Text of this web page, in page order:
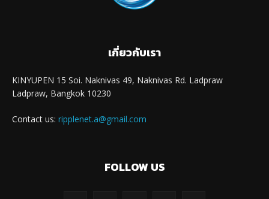
เกี่ยวกับเรา
KINYUPEN 15 Soi. Naknivas 49, Naknivas Rd. Ladpraw
Ladpraw, Bangkok 10230
Contact us: ripplenet.a@gmail.com
FOLLOW US